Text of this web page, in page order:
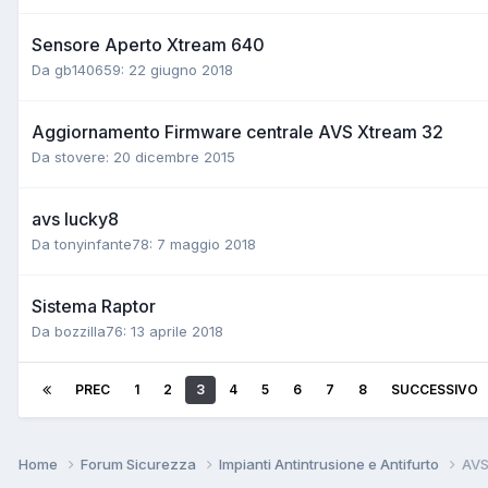
Sensore Aperto Xtream 640
Da gb140659: 22 giugno 2018
Aggiornamento Firmware centrale AVS Xtream 32
Da stovere: 20 dicembre 2015
avs lucky8
Da tonyinfante78: 7 maggio 2018
Sistema Raptor
Da bozzilla76: 13 aprile 2018
PREC 1 2 3 4 5 6 7 8 SUCCESSIVO
Home Forum Sicurezza Impianti Antintrusione e Antifurto AVS